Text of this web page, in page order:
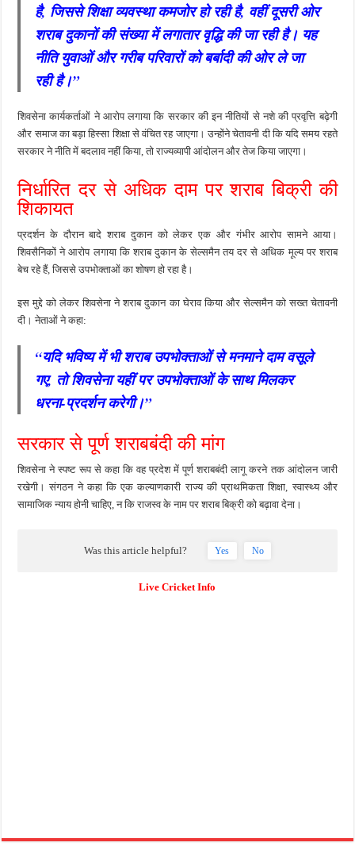
है, जिससे शिक्षा व्यवस्था कमजोर हो रही है, वहीं दूसरी ओर
शराब दुकानों की संख्या में लगातार वृद्धि की जा रही है। यह
नीति युवाओं और गरीब परिवारों को बर्बादी की ओर ले जा
रही है।”
शिवसेना कार्यकर्ताओं ने आरोप लगाया कि सरकार की इन नीतियों से नशे की प्रवृत्ति बढ़ेगी
और समाज का बड़ा हिस्सा शिक्षा से वंचित रह जाएगा। उन्होंने चेतावनी दी कि यदि समय रहते
सरकार ने नीति में बदलाव नहीं किया, तो राज्यव्यापी आंदोलन और तेज किया जाएगा।
निर्धारित दर से अधिक दाम पर शराब बिक्री की
शिकायत
प्रदर्शन के दौरान बादे शराब दुकान को लेकर एक और गंभीर आरोप सामने आया।
शिवसैनिकों ने आरोप लगाया कि शराब दुकान के सेल्समैन तय दर से अधिक मूल्य पर शराब
बेच रहे हैं, जिससे उपभोक्ताओं का शोषण हो रहा है।
इस मुद्दे को लेकर शिवसेना ने शराब दुकान का घेराव किया और सेल्समैन को सख्त चेतावनी
दी। नेताओं ने कहा:
“यदि भविष्य में भी शराब उपभोक्ताओं से मनमाने दाम वसूले
गए, तो शिवसेना यहीं पर उपभोक्ताओं के साथ मिलकर
धरना-प्रदर्शन करेगी।”
सरकार से पूर्ण शराबबंदी की मांग
शिवसेना ने स्पष्ट रूप से कहा कि वह प्रदेश में पूर्ण शराबबंदी लागू करने तक आंदोलन जारी
रखेगी। संगठन ने कहा कि एक कल्याणकारी राज्य की प्राथमिकता शिक्षा, स्वास्थ्य और
सामाजिक न्याय होनी चाहिए, न कि राजस्व के नाम पर शराब बिक्री को बढ़ावा देना।
Was this article helpful? Yes No
Live Cricket Info